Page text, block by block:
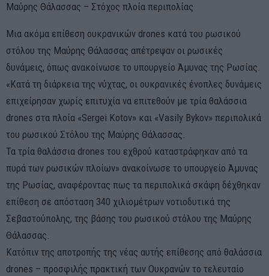
Μαύρης Θάλασσας – Στόχος πλοία περιπολίας
Μια ακόμα επίθεση ουκρανικών drones κατά του ρωσικού
στόλου της Μαύρης Θάλασσας απέτρεψαν οι ρωσικές
δυνάμεις, όπως ανακοίνωσε το υπουργείο Άμυνας της Ρωσίας.
«Κατά τη διάρκεια της νύχτας, οι ουκρανικές ένοπλες δυνάμεις
επιχείρησαν χωρίς επιτυχία να επιτεθούν με τρία θαλάσσια
drones στα πλοία «Sergei Kotov» και «Vasily Bykov» περιπολικά
του ρωσικού Στόλου της Μαύρης Θάλασσας.
Τα τρία θαλάσσια drones του εχθρού καταστράφηκαν από τα
πυρά των ρωσικών πλοίων» ανακοίνωσε το υπουργείο Άμυνας
της Ρωσίας, αναφέροντας πως τα περιπολικά σκάφη δέχθηκαν
επίθεση σε απόσταση 340 χιλιομέτρων νοτιοδυτικά της
Σεβαστούπολης, της βάσης του ρωσικού στόλου της Μαύρης
Θάλασσας.
Κατόπιν της αποτροπής της νέας αυτής επίθεσης από θαλάσσια
drones – προσφιλής πρακτική των Ουκρανών το τελευταίο